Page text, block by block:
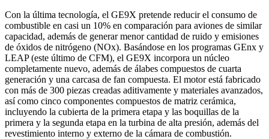
Con la última tecnología, el GE9X pretende reducir el consumo de
combustible en casi un 10% en comparación para aviones de similar
capacidad, además de generar menor cantidad de ruido y emisiones
de óxidos de nitrógeno (NOx). Basándose en los programas GEnx y
LEAP (este último de CFM), el GE9X incorpora un núcleo
completamente nuevo, además de álabes compuestos de cuarta
generación y una carcasa de fan compuesta. El motor está fabricado
con más de 300 piezas creadas aditivamente y materiales avanzados,
así como cinco componentes compuestos de matriz cerámica,
incluyendo la cubierta de la primera etapa y las boquillas de la
primera y la segunda etapa en la turbina de alta presión, además del
revestimiento interno y externo de la cámara de combustión.